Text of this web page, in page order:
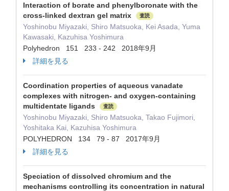
Interaction of borate and phenylboronate with the
cross-linked dextran gel matrix
査読
Yoshinobu Miyazaki, Shiro Matsuoka, Kei Asada, Yuma
Kawasaki, Kazuhisa Yoshimura
Polyhedron 151 233 - 242 2018年9月
詳細を見る
Coordination properties of aqueous vanadate
complexes with nitrogen- and oxygen-containing
multidentate ligands
査読
Yoshinobu Miyazaki, Shiro Matsuoka, Takao Fujimori,
Yoshitaka Kai, Kazuhisa Yoshimura
POLYHEDRON 134 79 - 87 2017年9月
詳細を見る
Speciation of dissolved chromium and the
mechanisms controlling its concentration in natural